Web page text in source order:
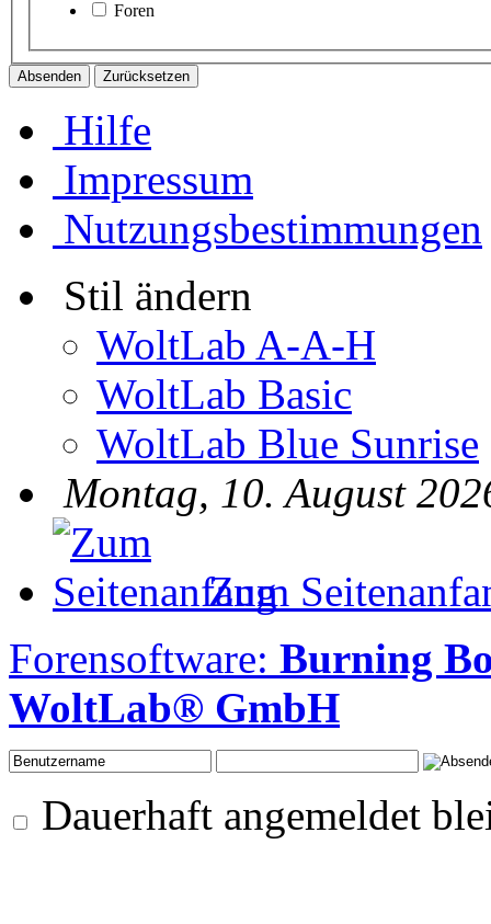
Foren
Hilfe
Impressum
Nutzungsbestimmungen
Stil ändern
WoltLab A-A-H
WoltLab Basic
WoltLab Blue Sunrise
Montag, 10. August
Zum
Forensoftware: Burning
WoltLab® GmbH
Dauerhaft angemeldet